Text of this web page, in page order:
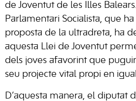
de Joventut de les Illes
Parlamentari Socialista, que
proposta de la ultradreta, ha
aquesta Llei de Joventut
dels joves afavorint que
seu projecte vital propi en
D’aquesta manera, el diputat